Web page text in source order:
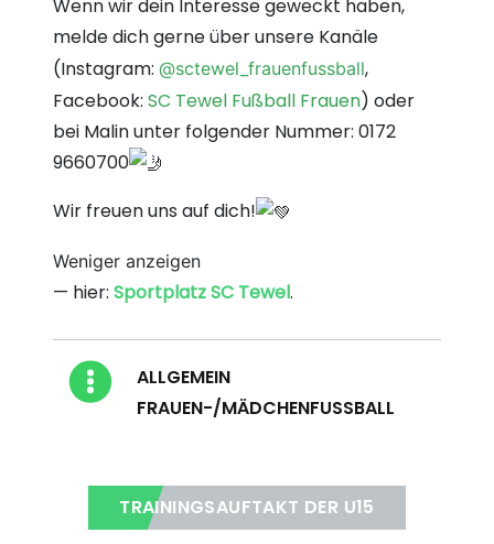
Wenn wir dein Interesse geweckt haben,
melde dich gerne über unsere Kanäle
(Instagram: @sctewel_frauenfussball,
Facebook: SC Tewel Fußball Frauen) oder
bei Malin unter folgender Nummer: 0172
9660700
Wir freuen uns auf dich!
Weniger anzeigen
— hier: Sportplatz SC Tewel.
Blog Kategorien
ALLGEMEIN
FRAUEN-/MÄDCHENFUSSBALL
TRAININGSAUFTAKT DER U15